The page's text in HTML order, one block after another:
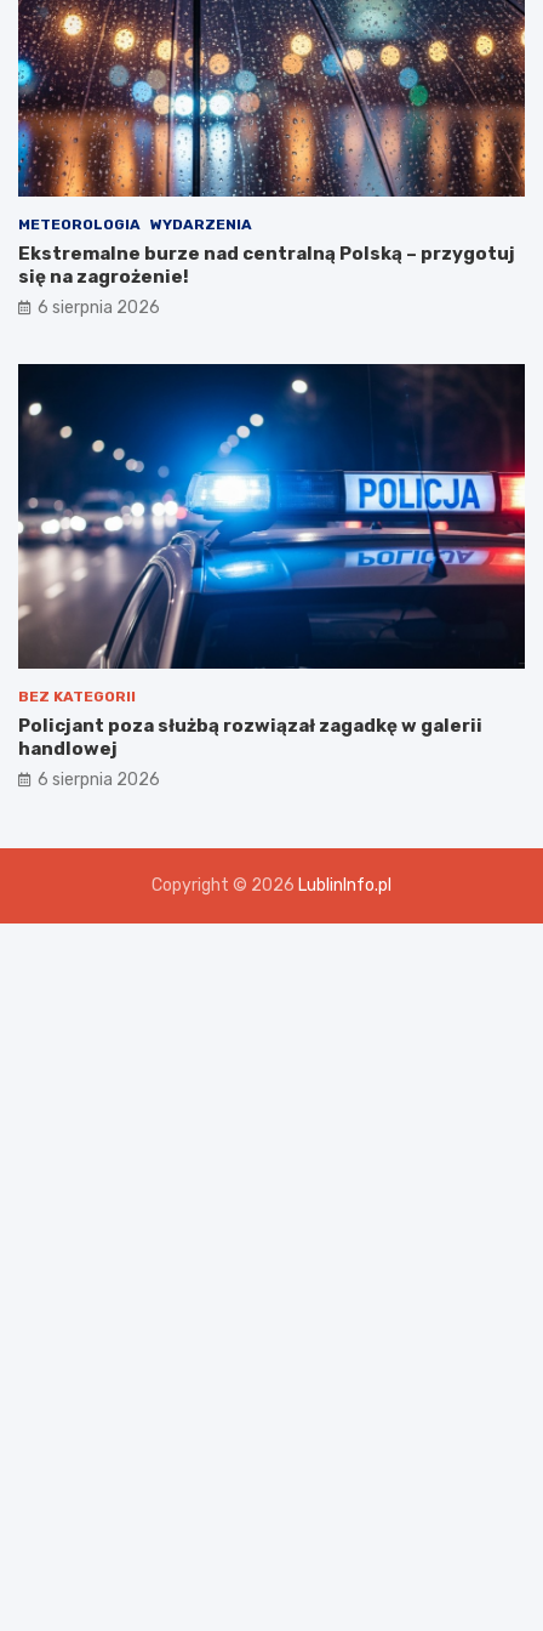
s
t
o
s
t
a
n
u
METEOROLOGIA WYDARZENIA
Ekstremalne burze nad centralną Polską – przygotuj
się na zagrożenie!
6 sierpnia 2026
BEZ KATEGORII
Policjant poza służbą rozwiązał zagadkę w galerii
handlowej
6 sierpnia 2026
Copyright © 2026 LublinInfo.pl